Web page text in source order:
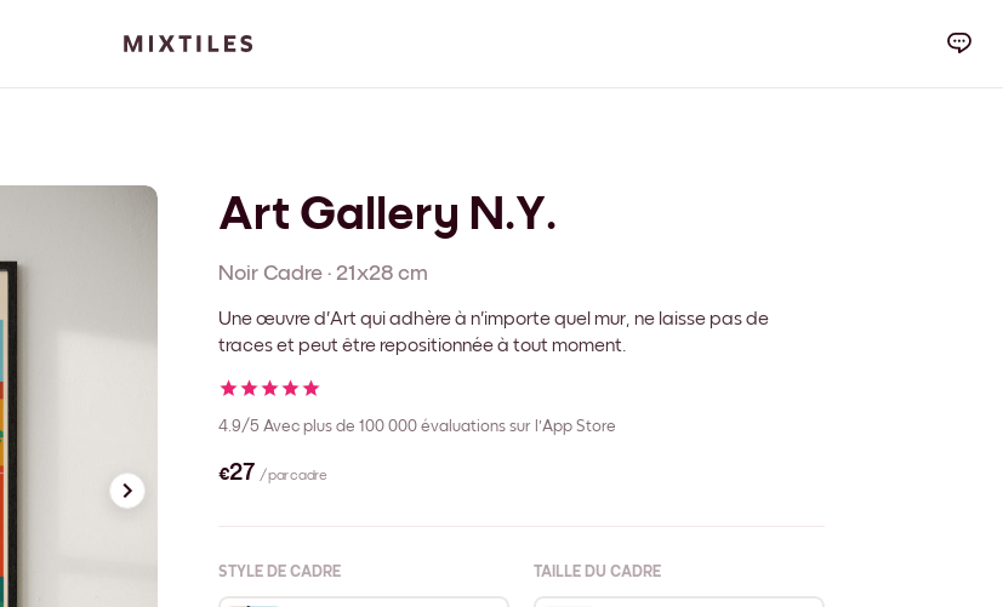
Art Gallery N.Y.
Noir Cadre · 21x28 cm
Une œuvre d'Art qui adhère à n'importe quel mur, ne laisse pas de
traces et peut être repositionnée à tout moment.
4.9/5 Avec plus de 100 000 évaluations sur l'App Store
€27 / par cadre
STYLE DE CADRE TAILLE DU CADRE